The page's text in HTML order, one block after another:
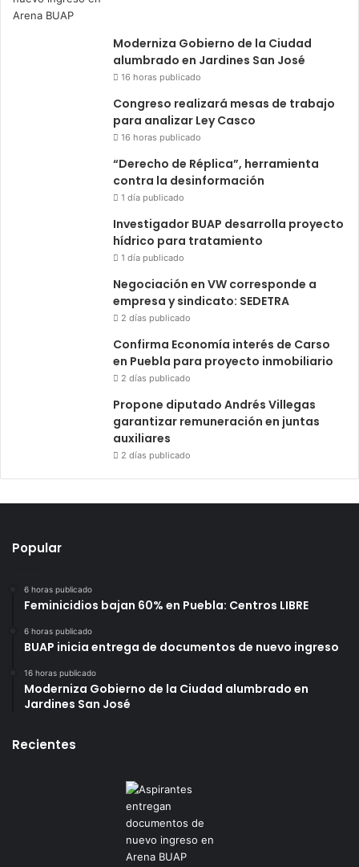
Moderniza Gobierno de la Ciudad
alumbrado en Jardines San José
16 horas publicado
Congreso realizará mesas de trabajo
para analizar Ley Casco
16 horas publicado
“Derecho de Réplica”, herramienta
contra la desinformación
1 día publicado
Investigador BUAP desarrolla proyecto
hídrico para tratamiento
1 día publicado
Negociación en VW corresponde a
empresa y sindicato: SEDETRA
2 días publicado
Confirma Economía interés de Carso
en Puebla para proyecto inmobiliario
2 días publicado
Propone diputado Andrés Villegas
garantizar remuneración en juntas
auxiliares
2 días publicado
Popular
6 horas publicado
Feminicidios bajan 60% en Puebla: Centros LIBRE
6 horas publicado
BUAP inicia entrega de documentos de nuevo ingreso
16 horas publicado
Moderniza Gobierno de la Ciudad alumbrado en
Jardines San José
Recientes